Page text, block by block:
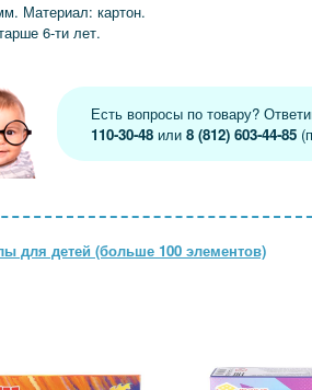
Материал: картон.
6-ти лет.
Есть вопросы по товару?
110-30-48 или8 (812) 603-44-85
для детей (больше 100 элементов)